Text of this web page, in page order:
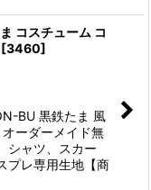
コスチューム コ
[3460]
BU 黒鉄たま 風
ーダーメイド無
シャツ、スカー
レ専用生地【商